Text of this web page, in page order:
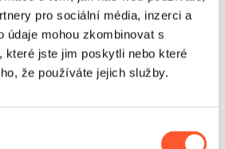
pro sociální média, inzerci a
údaje mohou zkombinovat s
které jste jim poskytli nebo které
že používáte jejich služby.